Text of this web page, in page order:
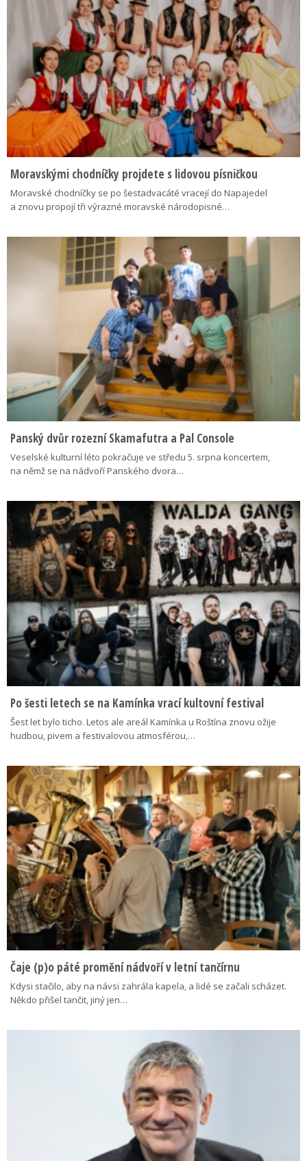
Moravskými chodníčky projdete s lidovou písničkou
Moravské chodníčky se po šestadvacáté vracejí do Napajedel
a znovu propojí tři výrazné moravské národopisné…
Panský dvůr rozezní Skamafutra a Pal Console
Veselské kulturní léto pokračuje ve středu 5. srpna koncertem,
na němž se na nádvoří Panského dvora…
Po šesti letech se na Kamínka vrací kultovní festival
Šest let bylo ticho. Letos ale areál Kamínka u Roštína znovu ožije
hudbou, pivem a festivalovou atmosférou,…
Čaje (p)o páté promění nádvoří v letní tančírnu
Kdysi stačilo, aby na návsi zahrála kapela, a lidé se začali scházet.
Někdo přišel tančit, jiný jen…